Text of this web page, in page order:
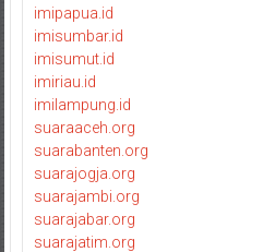
imipapua.id
imisumbar.id
imisumut.id
imiriau.id
imilampung.id
suaraaceh.org
suarabanten.org
suarajogja.org
suarajambi.org
suarajabar.org
suarajatim.org